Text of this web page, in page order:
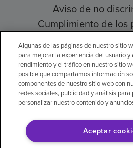
Aviso de no
Cumplimiento de los
Transparencia de
© 2026 Encompass
Preferencias de
Aviso legal: Se tradujo con
Algunas de las páginas de nuestro sitio
para mejorar la experiencia del usuario y
rendimiento y el tráfico en nuestro sitio
posible que compartamos información
componentes de nuestro sitio web con
redes sociales, publicidad y análisis para
personalizar nuestro contenido y
Aceptar